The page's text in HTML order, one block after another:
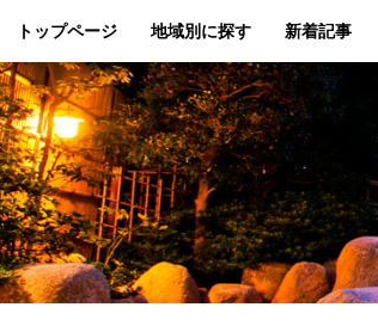
トップページ 地域別に探す 新着記事